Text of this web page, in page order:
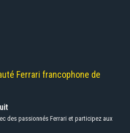
Ferrari francophone de
des passionnés Ferrari et participez aux